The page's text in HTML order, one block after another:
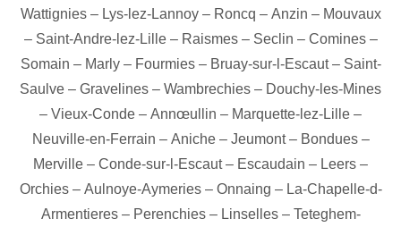
Wattignies– Lys-lez-Lannoy– Roncq – Anzin – Mouvaux
– Saint-Andre-lez-Lille– Raismes– Seclin – Comines–
Somain – Marly– Fourmies– Bruay-sur-l-Escaut– Saint-
Saulve – Gravelines – Wambrechies – Douchy-les-Mines
– Vieux-Conde – Annœullin – Marquette-lez-Lille –
Neuville-en-Ferrain – Aniche– Jeumont– Bondues–
Merville – Conde-sur-l-Escaut– Escaudain – Leers –
Orchies– Aulnoye-Aymeries– Onnaing – La-Chapelle-d-
Armentieres– Perenchies– Linselles– Teteghem-